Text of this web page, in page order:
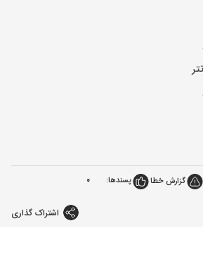
گزارش خطا پسندها: 0
اشتراک گذاری